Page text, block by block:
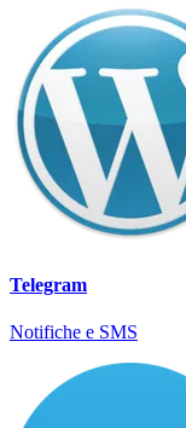
Telegram
Notifiche e SMS